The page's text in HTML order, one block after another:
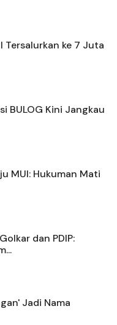
Tersalurkan ke 7 Juta
BULOG Kini Jangkau
MUI: Hukuman Mati
dan PDIP:
Jadi Nama